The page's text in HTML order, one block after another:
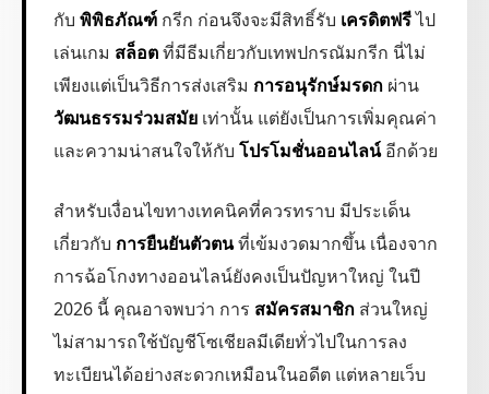
กับ พิพิธภัณฑ์ กรีก ก่อนจึงจะมีสิทธิ์รับ เครดิตฟรีไป
เล่นเกม สล็อตที่มีธีมเกี่ยวกับเทพปกรณัมกรีก นี่ไม่
เพียงแต่เป็นวิธีการส่งเสริม การอนุรักษ์มรดก ผ่าน
วัฒนธรรมร่วมสมัย เท่านั้น แต่ยังเป็นการเพิ่มคุณค่า
และความน่าสนใจให้กับ โปรโมชั่นออนไลน์อีกด้วย
สำหรับเงื่อนไขทางเทคนิคที่ควรทราบ มีประเด็น
เกี่ยวกับ การยืนยันตัวตนที่เข้มงวดมากขึ้น เนื่องจาก
การฉ้อโกงทางออนไลน์ยังคงเป็นปัญหาใหญ่ ในปี
2026 นี้ คุณอาจพบว่า การ สมัครสมาชิก ส่วนใหญ่
ไม่สามารถใช้บัญชีโซเชียลมีเดียทั่วไปในการลง
ทะเบียนได้อย่างสะดวกเหมือนในอดีต แต่หลายเว็บ